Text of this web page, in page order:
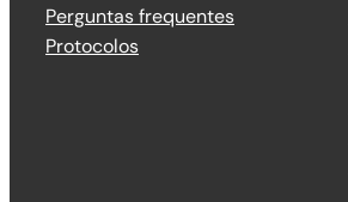
Perguntas frequentes
Protocolos